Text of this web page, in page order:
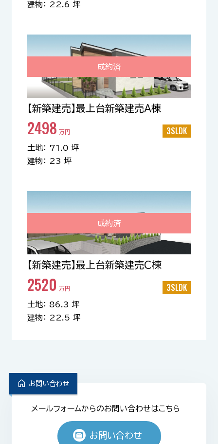
建物： 22.6 坪
成約済
【新築建売】最上台新築建売A棟
2498 万円 3SLDK
土地： 71.0 坪
建物： 23 坪
成約済
【新築建売】最上台新築建売C棟
2520 万円 3SLDK
土地： 86.3 坪
建物： 22.5 坪
home お問い合わせ
メールフォームからのお問い合わせはこちら
mail お問い合わせ